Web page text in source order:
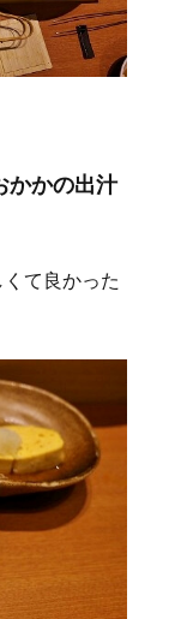
かかの出汁
くて良かった